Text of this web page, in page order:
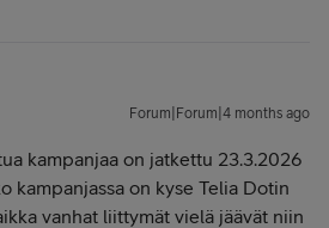
Forum|Forum|4 months ago
kampanjaa on jatkettu 23.3.2026
kampanjassa on kyse Telia Dotin
vanhat liittymät vielä jäävät niin